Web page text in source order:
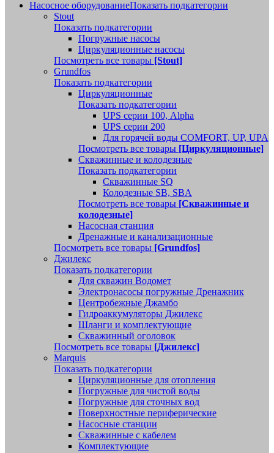
Насосное оборудованиеПоказать подкатегории
Stout
Показать подкатегории
Погружные насосы
Циркуляционные насосы
Посмотреть все товары [Stout]
Grundfos
Показать подкатегории
Циркуляционные
Показать подкатегории
UPS серии 100, Alpha
UPS серии 200
Для горячей воды COMFORT, UP, UPA
Посмотреть все товары [Циркуляционные]
Скважинные и колодезные
Показать подкатегории
Скважинные SQ
Колодезные SB, SBA
Посмотреть все товары [Скважинные и
колодезные]
Насосная станция
Дренажные и канализационные
Посмотреть все товары [Grundfos]
Джилекс
Показать подкатегории
Для скважин Водомет
Электронасосы погружные Дренажник
Центробежные Джамбо
Гидроаккумуляторы Джилекс
Шланги и комплектующие
Скважинный оголовок
Посмотреть все товары [Джилекс]
Marquis
Показать подкатегории
Циркуляционные для отопления
Погружные для чистой воды
Погружные для сточных вод
Поверхностные периферические
Насосные станции
Скважинные с кабелем
Комплектующие